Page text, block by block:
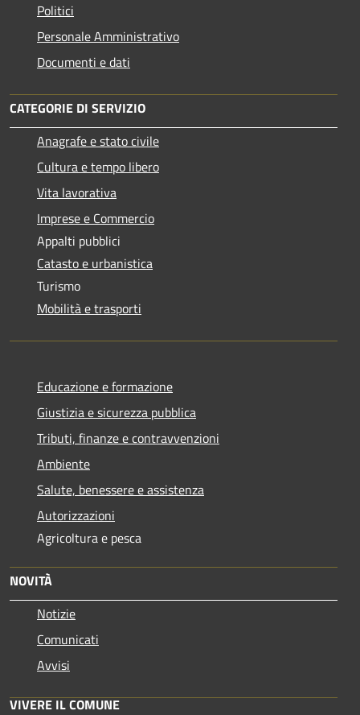
Politici
Personale Amministrativo
Documenti e dati
CATEGORIE DI SERVIZIO
Anagrafe e stato civile
Cultura e tempo libero
Vita lavorativa
Imprese e Commercio
Appalti pubblici
Catasto e urbanistica
Turismo
Mobilità e trasporti
Educazione e formazione
Giustizia e sicurezza pubblica
Tributi, finanze e contravvenzioni
Ambiente
Salute, benessere e assistenza
Autorizzazioni
Agricoltura e pesca
NOVITÀ
Notizie
Comunicati
Avvisi
VIVERE IL COMUNE